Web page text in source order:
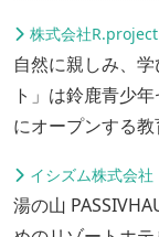
株式会社R.project
自然に親しみ、
ト」は鈴鹿青少
にオープンする教
イシズム株式会社
湯の山